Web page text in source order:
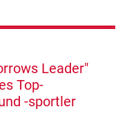
Leader"
Top-
-sportler